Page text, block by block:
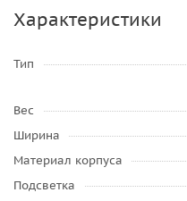
Характеристики
Тип
Вес
Ширина
Материал корпуса
Подсветка